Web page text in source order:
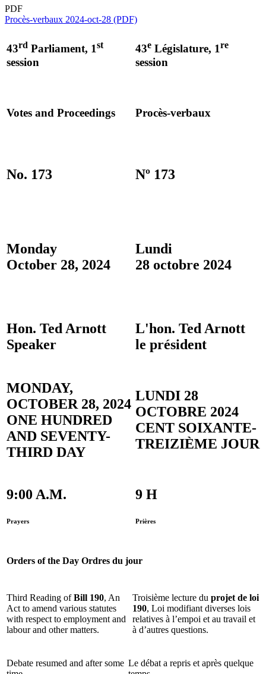
PDF
Procès-verbaux 2024-oct-28 (PDF)
43rd Parliament, 1st
session
43e Législature, 1re
session
Votes and Proceedings Procès-verbaux
No. 173 Nº 173
Monday
October 28, 2024
Lundi
28 octobre 2024
Hon. Ted Arnott
Speaker
L'hon. Ted Arnott
le président
MONDAY,
OCTOBER 28, 2024
ONE HUNDRED
AND SEVENTY-
THIRD DAY
LUNDI 28
OCTOBRE 2024
CENT SOIXANTE-
TREIZIÈME JOUR
9:00 A.M.
Prayers
9 H
Prières
Orders of the Day Ordres du jour
Third Reading ofBill 190, An
Act to amend various statutes
with respect to employment and
labour and other matters.
Troisième lecture du projet de loi
190, Loi modifiant diverses lois
relatives à l’empoi et au travail et
à d’autres questions.
Debate resumed and after some Le débat a repris et après quelque